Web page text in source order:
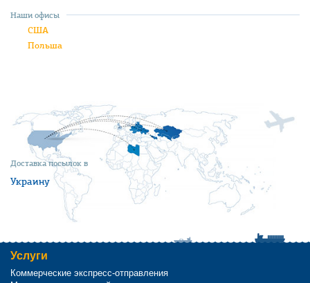
Доставка посылок в
Украину
Наши офисы
США
Польша
Услуги
Коммерческие экспресс-отправления